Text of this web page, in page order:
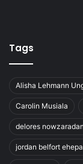
Tags
Alisha Lehmann
Carolin Musiala
delores nowzaradan
jordan belfort